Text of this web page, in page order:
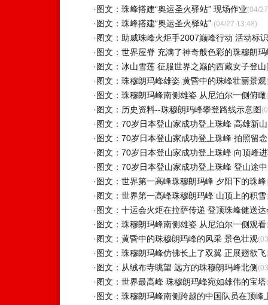
· 图文：珠峰搭建“奥运圣火驿站” 现场作业(04/
· 图文：珠峰搭建“奥运圣火驿站” (04/27 13:48)
· 图文：助威珠峰火炬手2007巅峰行动 活动标识
· 图文：世界屋脊 充满了神奇般色彩的珠穆朗玛
· 图文：冰山雪莲 征服世界之巅的西藏女子登山
· 图文：珠穆朗玛峰雄姿 黄昏中的珠峰壮丽景观
· 图文：珠穆朗玛峰南侧雄姿 从尼泊尔一侧俯瞰
· 图文：历史资料--珠穆朗玛峰攀登路线示意图
· 图文：70岁日本登山家成功登上珠峰 高雄新山
· 图文：70岁日本登山家成功登上珠峰 拍照留念
· 图文：70岁日本登山家成功登上珠峰 向顶峰
· 图文：70岁日本登山家成功登上珠峰 登山途中
· 图文：世界第一高峰珠穆朗玛峰 夕阳下的珠峰
· 图文：世界第一高峰珠穆朗玛峰 山顶上的积雪
· 图文：十运会火炬在拉萨传递 登顶珠峰健送
· 图文：珠穆朗玛峰南侧雄姿 从尼泊尔一侧观看
· 图文：黄昏中的珠穆朗玛峰的风采 景色壮观
· 图文：珠穆朗玛峰仿佛长上了双翼 正展翅欲飞
· 图文：从绒布寺眺望 远方的珠穆朗玛峰北侧
· 图文：世界最高峰 珠穆朗玛峰宛如雄伟的宝塔
· 图文：珠穆朗玛峰南侧跨越的中国队员在顶峰